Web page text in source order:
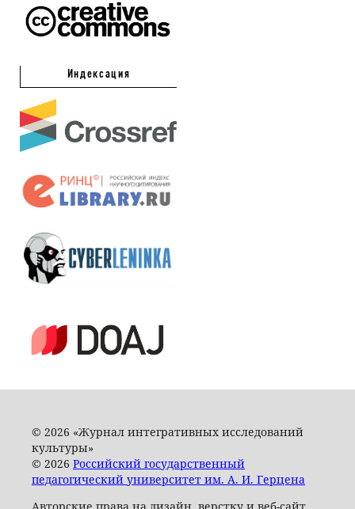
Индексация
© 2026 «Журнал интегративных исследований
культуры»
© 2026 Российский государственный
педагогический университет им. А. И. Герцена